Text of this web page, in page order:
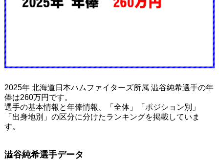
2025年 北海道日本ハムファイターズ所属 澁谷純希選手の年
俸は260万円です。
選手の基本情報と年俸情報、「全体」「ポジション別」
「出身地別」の区分に分けたランキングを掲載していま
す。
澁谷純希選手データ